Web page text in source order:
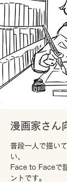
漫画家さん
普段一人で描い
い、
Face to Faceで
ントです。